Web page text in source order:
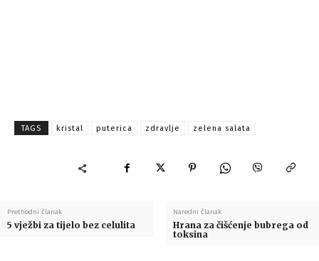
TAGS kristal puterica zdravlje zelena salata
Prethodni članak
5 vježbi za tijelo bez celulita
Naredni članak
Hrana za čišćenje bubrega od
toksina